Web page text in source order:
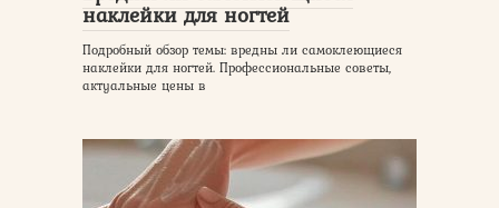
наклейки для ногтей
Подробный обзор темы: вредны ли самоклеющиеся
наклейки для ногтей. Профессиональные советы,
актуальные цены в